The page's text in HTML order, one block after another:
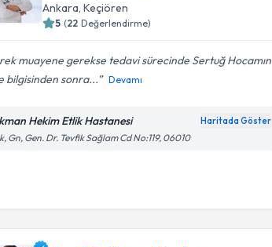
Ankara,Keçiören
5 (22 Değerlendirme)
muayene gerekse tedavi sürecinde Sertuğ Hocamın
bilgisinden sonra...
Devamı
Hekim Etlik Hastanesi Haritada Göster
Gn, Gen. Dr. Tevfik Sağlam Cd No:119, 06010